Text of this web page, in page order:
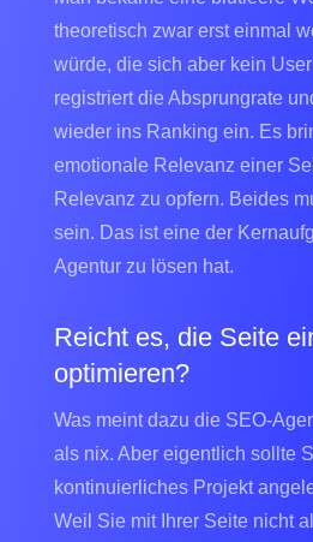
theoretisch zwar erst einmal
würde, die sich aber kein
registriert die Absprungrate
wieder ins Ranking ein. Es
emotionale Relevanz einer
Relevanz zu opfern. Beides
sein. Das ist eine der
Agentur zu lösen hat.
Reicht es, die Seite
optimieren?
Was meint dazu die SEO-
als nix. Aber eigentlich sollte
kontinuierliches Projekt
Weil Sie mit Ihrer Seite nicht